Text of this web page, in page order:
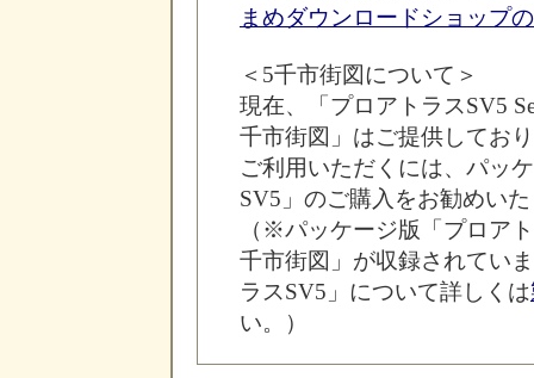
まめダウンロードショップ
＜5千市街図について＞
現在、「プロアトラスSV5
千市街図」はご提供してお
ご利用いただくには、パッ
SV5」のご購入をお勧めい
（※パッケージ版「プロア
千市街図」が収録されてい
ラスSV5」について詳しくは
い。）